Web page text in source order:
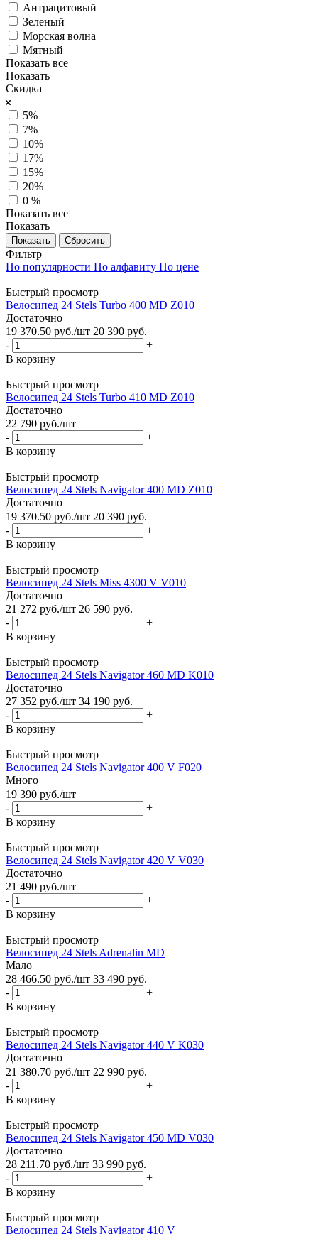
Антрацитовый
Зеленый
Морская волна
Мятный
Показать все
Показать
Скидка
5%
7%
10%
17%
15%
20%
0 %
Показать все
Показать
Сбросить
Фильтр
По популярности По алфавиту По цене
Быстрый просмотр
Велосипед 24 Stels Turbo 400 MD Z010
Достаточно
19 370.50 руб./шт 20 390 руб.
-
+
В корзину
Быстрый просмотр
Велосипед 24 Stels Turbo 410 MD Z010
Достаточно
22 790 руб./шт
-
+
В корзину
Быстрый просмотр
Велосипед 24 Stels Navigator 400 MD Z010
Достаточно
19 370.50 руб./шт 20 390 руб.
-
+
В корзину
Быстрый просмотр
Велосипед 24 Stels Miss 4300 V V010
Достаточно
21 272 руб./шт 26 590 руб.
-
+
В корзину
Быстрый просмотр
Велосипед 24 Stels Navigator 460 MD K010
Достаточно
27 352 руб./шт 34 190 руб.
-
+
В корзину
Быстрый просмотр
Велосипед 24 Stels Navigator 400 V F020
Много
19 390 руб./шт
-
+
В корзину
Быстрый просмотр
Велосипед 24 Stels Navigator 420 V V030
Достаточно
21 490 руб./шт
-
+
В корзину
Быстрый просмотр
Велосипед 24 Stels Adrenalin MD
Мало
28 466.50 руб./шт 33 490 руб.
-
+
В корзину
Быстрый просмотр
Велосипед 24 Stels Navigator 440 V K030
Достаточно
21 380.70 руб./шт 22 990 руб.
-
+
В корзину
Быстрый просмотр
Велосипед 24 Stels Navigator 450 MD V030
Достаточно
28 211.70 руб./шт 33 990 руб.
-
+
В корзину
Быстрый просмотр
Велосипед 24 Stels Navigator 410 V